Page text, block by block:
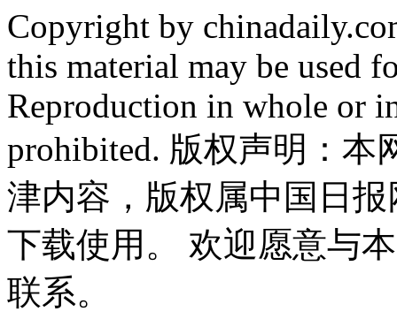
Copyright by
this material may be used
Reproduction in whole or
prohibited. 版权声明：
津内容，版权属中国日
下载使用。 欢迎愿意与
联系。